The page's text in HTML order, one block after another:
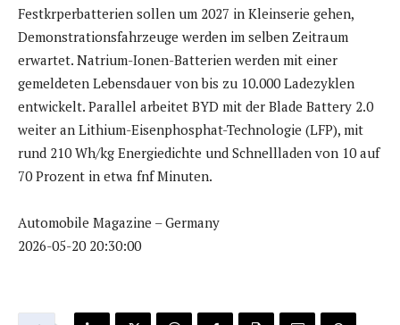
Festkrperbatterien sollen um 2027 in Kleinserie gehen,
Demonstrationsfahrzeuge werden im selben Zeitraum
erwartet. Natrium-Ionen-Batterien werden mit einer
gemeldeten Lebensdauer von bis zu 10.000 Ladezyklen
entwickelt. Parallel arbeitet BYD mit der Blade Battery 2.0
weiter an Lithium-Eisenphosphat-Technologie (LFP), mit
rund 210 Wh/kg Energiedichte und Schnellladen von 10 auf
70 Prozent in etwa fnf Minuten.
Automobile Magazine – Germany
2026-05-20 20:30:00